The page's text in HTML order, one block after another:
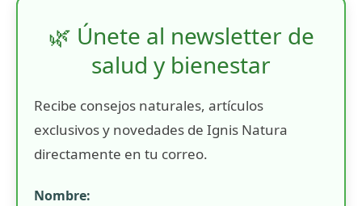
🌿 Únete al newsletter de
salud y bienestar
Recibe consejos naturales, artículos
exclusivos y novedades de Ignis Natura
directamente en tu correo.
Nombre: